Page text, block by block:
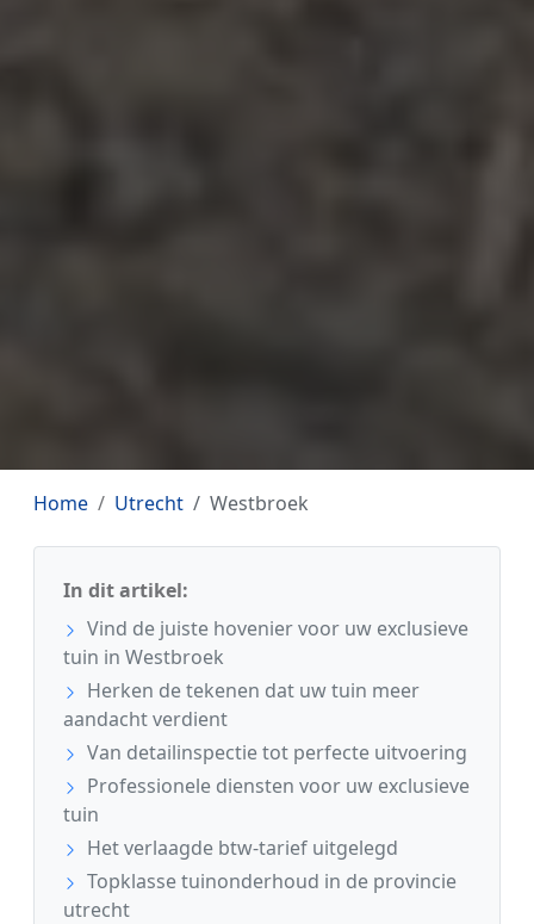
Home Utrecht Westbroek
In dit artikel:
Vind de juiste hovenier voor uw exclusieve
tuin in Westbroek
Herken de tekenen dat uw tuin meer
aandacht verdient
Van detailinspectie tot perfecte uitvoering
Professionele diensten voor uw exclusieve
tuin
Het verlaagde btw-tarief uitgelegd
Topklasse tuinonderhoud in de provincie
utrecht